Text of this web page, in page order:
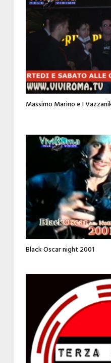
Massimo Marino e I
Black Oscar night 2001